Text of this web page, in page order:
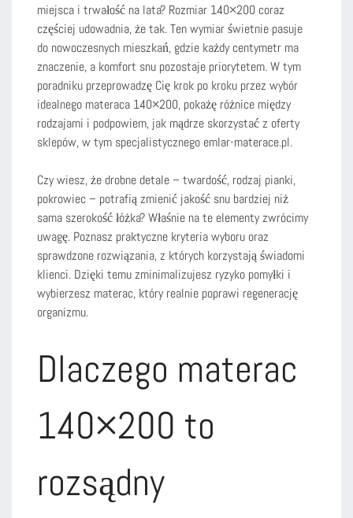
miejsca i trwałość na lata? Rozmiar 140×200 coraz
częściej udowadnia, że tak. Ten wymiar świetnie pasuje
do nowoczesnych mieszkań, gdzie każdy centymetr ma
znaczenie, a komfort snu pozostaje priorytetem. W tym
poradniku przeprowadzę Cię krok po kroku przez wybór
idealnego materaca 140×200, pokażę różnice między
rodzajami i podpowiem, jak mądrze skorzystać z oferty
sklepów, w tym specjalistycznego emlar-materace.pl.
Czy wiesz, że drobne detale – twardość, rodzaj pianki,
pokrowiec – potrafią zmienić jakość snu bardziej niż
sama szerokość łóżka? Właśnie na te elementy zwrócimy
uwagę. Poznasz praktyczne kryteria wyboru oraz
sprawdzone rozwiązania, z których korzystają świadomi
klienci. Dzięki temu zminimalizujesz ryzyko pomyłki i
wybierzesz materac, który realnie poprawi regenerację
organizmu.
Dlaczego materac
140×200 to
rozsądny